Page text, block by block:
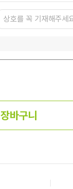
장바구니